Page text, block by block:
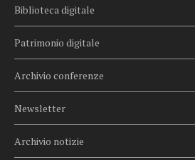
Biblioteca digitale
Patrimonio digitale
Archivio conferenze
Newsletter
Archivio notizie